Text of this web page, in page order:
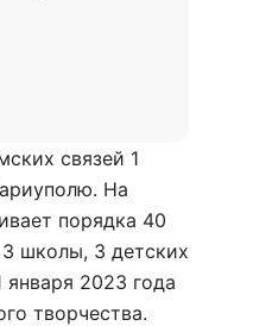
связей 1
На
порядка 40
школы, 3 детских
января 2023 года
творчества.